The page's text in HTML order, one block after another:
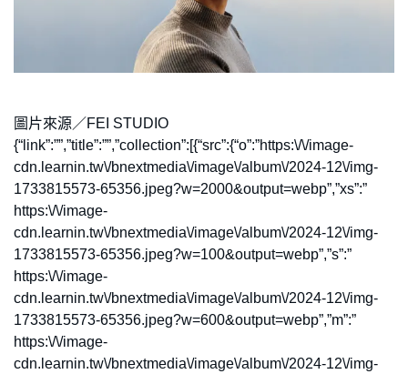
圖片來源／FEI STUDIO
{“link”:””,”title”:””,”collection”:[{“src”:{“o”:”https:\/\/image-
cdn.learnin.tw\/bnextmedia\/image\/album\/2024-12\/img-
1733815573-65356.jpeg?w=2000&output=webp”,”xs”:”
https:\/\/image-
cdn.learnin.tw\/bnextmedia\/image\/album\/2024-12\/img-
1733815573-65356.jpeg?w=100&output=webp”,”s”:”
https:\/\/image-
cdn.learnin.tw\/bnextmedia\/image\/album\/2024-12\/img-
1733815573-65356.jpeg?w=600&output=webp”,”m”:”
https:\/\/image-
cdn.learnin.tw\/bnextmedia\/image\/album\/2024-12\/img-